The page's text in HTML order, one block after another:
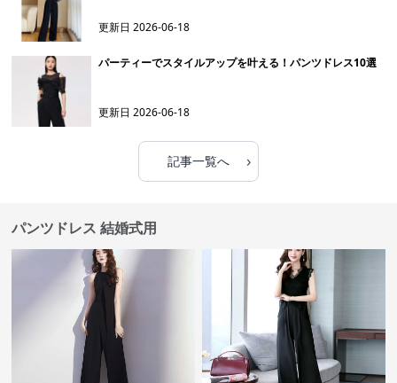
更新日2026-06-18
パーティーでスタイルアップを叶える！パンツドレス10選
更新日2026-06-18
記事一覧へ ›
パンツドレス 結婚式用